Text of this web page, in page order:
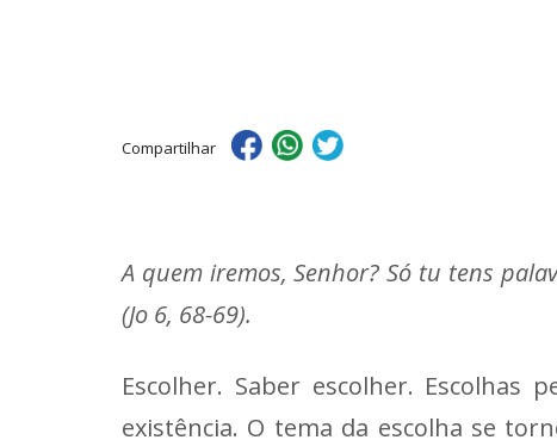
Compartilhar
A quem iremos, Senhor? Só tu tens
(Jo 6, 68-69).
Escolher. Saber escolher. Escolhas
existência. O tema da escolha se